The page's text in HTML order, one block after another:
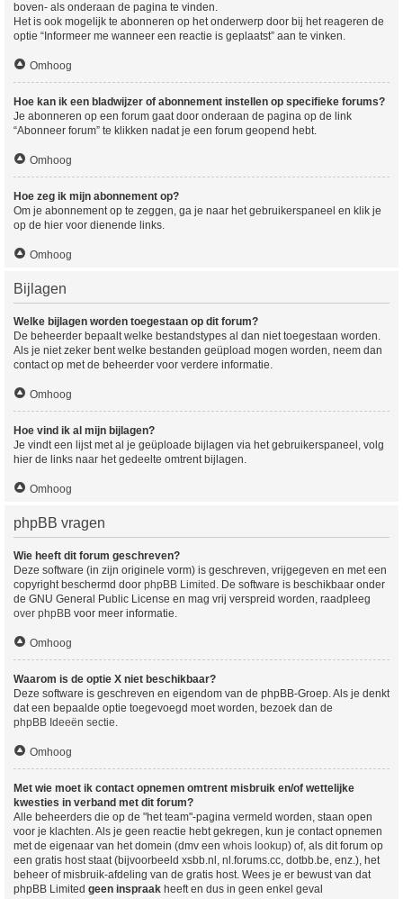
boven- als onderaan de pagina te vinden.
Het is ook mogelijk te abonneren op het onderwerp door bij het reageren de
optie “Informeer me wanneer een reactie is geplaatst” aan te vinken.
Omhoog
Hoe kan ik een bladwijzer of abonnement instellen op specifieke forums?
Je abonneren op een forum gaat door onderaan de pagina op de link
“Abonneer forum” te klikken nadat je een forum geopend hebt.
Omhoog
Hoe zeg ik mijn abonnement op?
Om je abonnement op te zeggen, ga je naar het gebruikerspaneel en klik je
op de hier voor dienende links.
Omhoog
Bijlagen
Welke bijlagen worden toegestaan op dit forum?
De beheerder bepaalt welke bestandstypes al dan niet toegestaan worden.
Als je niet zeker bent welke bestanden geüpload mogen worden, neem dan
contact op met de beheerder voor verdere informatie.
Omhoog
Hoe vind ik al mijn bijlagen?
Je vindt een lijst met al je geüploade bijlagen via het gebruikerspaneel, volg
hier de links naar het gedeelte omtrent bijlagen.
Omhoog
phpBB vragen
Wie heeft dit forum geschreven?
Deze software (in zijn originele vorm) is geschreven, vrijgegeven en met een
copyright beschermd door phpBB Limited . De software is beschikbaar onder
de GNU General Public License en mag vrij verspreid worden, raadpleeg
over phpBB voor meer informatie.
Omhoog
Waarom is de optie X niet beschikbaar?
Deze software is geschreven en eigendom van de phpBB-Groep. Als je denkt
dat een bepaalde optie toegevoegd moet worden, bezoek dan de
phpBB Ideeën sectie.
Omhoog
Met wie moet ik contact opnemen omtrent misbruik en/of wettelijke
kwesties in verband met dit forum?
Alle beheerders die op de "het team"-pagina vermeld worden, staan open
voor je klachten. Als je geen reactie hebt gekregen, kun je contact opnemen
met de eigenaar van het domein (dmv een whois lookup) of, als dit forum op
een gratis host staat (bijvoorbeeld xsbb.nl, nl.forums.cc, dotbb.be, enz.), het
beheer of misbruik-afdeling van de gratis host. Wees je er bewust van dat
phpBB Limited geen inspraak heeft en dus in geen enkel geval